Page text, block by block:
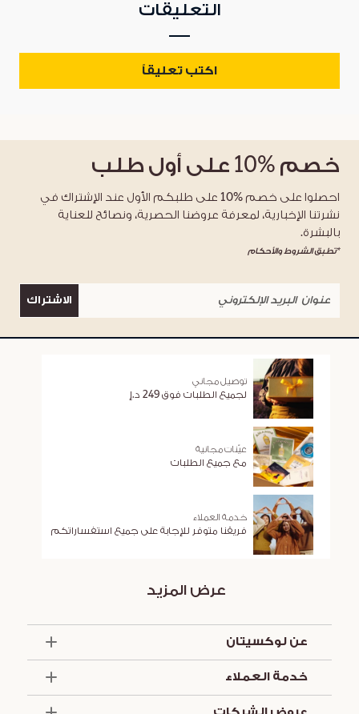
التعليقات
اكتب تعليقاً
خصم %10 على أول طلب
احصلوا على خصم %10 على طلبكم الأول عند الإشتراك في
نشرتنا الإخبارية، لمعرفة عروضنا الحصرية، ونصائح للعناية
بالبشرة.
*تطبق الشروط والأحكام
الاشتراك
توصيل مجاني
لجميع الطلبات فوق 249 د.إ
عيّنات مجانية
مع جميع الطلبات
خدمة العملاء
فريقنا متوفر للإجابة على جميع استفساراتكم
عرض المزيد
عن لوكسيتان
العروض والخدمات
خدمة العملاء